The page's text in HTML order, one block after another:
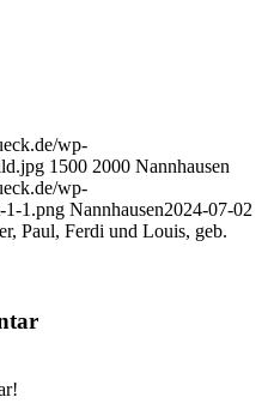
wp-
1500 2000 Nannhausen
wp-
1-1.png Nannhausen2024-07-02
Paul, Ferdi und Louis, geb.